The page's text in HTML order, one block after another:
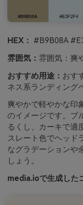
HEX： #B9B08A
雰囲気： 雰囲気：爽
おすすめ用途： おす
ネス系ランディング
爽やかで軽やかな印
のイメージです。ブ
るくし、カーキで適
スレート色でヘッド
なグラデーションや
しょう。
media.ioで生成した